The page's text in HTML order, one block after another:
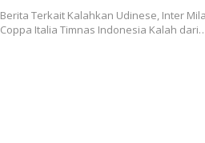
Berita Terkait Kalahkan Udinese, Inter
Coppa Italia Timnas Indonesia Kalah